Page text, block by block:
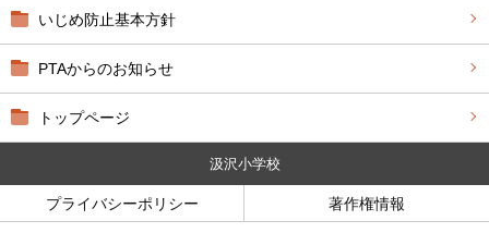
いじめ防止基本方針
PTAからのお知らせ
トップページ
汲沢小学校
プライバシーポリシー 著作権情報